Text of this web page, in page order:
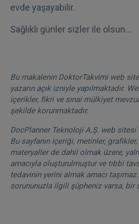
evde yaşayabilir.
Sağlıklı günler sizler ile olsun…
Bu makalenin DoktorTakvimi web
yazarın açık izniyle yapılmaktadır.
içerikler, fikri ve sınai mülkiyet
şekilde korunmaktadır.
DocPlanner Teknoloji A.Ş. web sitesi
Bu sayfanın içeriği, metinler,
materyaller de dahil olmak üzere,
amacıyla oluşturulmuştur ve tıbbi
tedavinin yerini almak amacı
sorununuzla ilgili şüpheniz varsa, bir